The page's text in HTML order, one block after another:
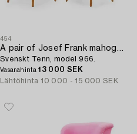
454
A pair of Josef Frank mahogany chairs,
Svenskt Tenn, model 966.
Vasarahinta13 000 SEK
Lähtöhinta 10 000 - 15 000 SEK